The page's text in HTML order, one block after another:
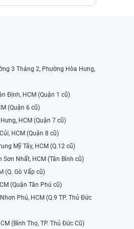
3 Tháng 2, Phường Hòa Hưng,
Định, HCM (Quận 1 cũ)
(Quận 6 cũ)
HCM (Quận 7 cũ)
HCM (Quận 8 cũ)
Mỹ Tây, HCM (Q.12 cũ)
Sơn Nhất, HCM (Tân Bình cũ)
(Q. Gò Vấp cũ)
(Quận Tân Phú cũ)
Phú, HCM (Q.9 TP. Thủ Đức
(Bình Thọ, TP. Thủ Đức Cũ)